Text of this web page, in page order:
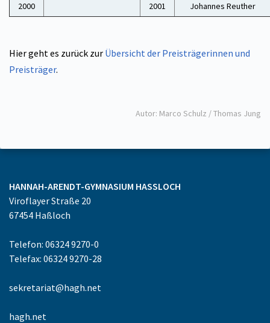
2000 2001 Johannes Reuther
Hier geht es zurück zur Übersicht der Preisträgerinnen und
Preisträger.
Autor: Marco Schulz / Thomas Jung
HANNAH-ARENDT-GYMNASIUM HASSLOCH
Viroflayer Straße 20
67454 Haßloch
Telefon: 06324 9270-0
Telefax: 06324 9270-28
sekretariat@hagh.net
hagh.net